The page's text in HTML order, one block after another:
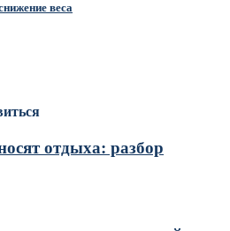
веса
отдыха: разбор